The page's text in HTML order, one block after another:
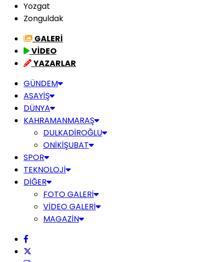
Yozgat
Zonguldak
GALERİ
VİDEO
YAZARLAR
GÜNDEM
ASAYİŞ
DÜNYA
KAHRAMANMARAŞ
DULKADİROĞLU
ONİKİŞUBAT
SPOR
TEKNOLOJİ
DİĞER
FOTO GALERİ
VİDEO GALERİ
MAGAZİN